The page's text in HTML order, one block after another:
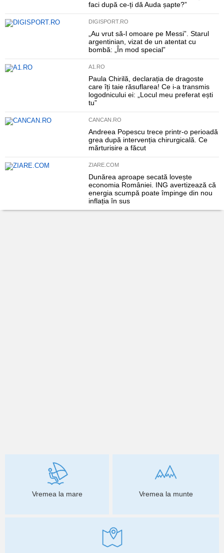
faci după ce-ți dă Auda șapte?”
DIGISPORT.RO
„Au vrut să-l omoare pe Messi”. Starul
argentinian, vizat de un atentat cu
bombă: „În mod special”
A1.RO
Paula Chirilă, declarația de dragoste
care îți taie răsuflarea! Ce i-a transmis
logodnicului ei: „Locul meu preferat ești
tu”
CANCAN.RO
Andreea Popescu trece printr-o perioadă
grea după intervenția chirurgicală. Ce
mărturisire a făcut
ZIARE.COM
Dunărea aproape secată lovește
economia României. ING avertizează că
energia scumpă poate împinge din nou
inflația în sus
Vremea la mare Vremea la munte